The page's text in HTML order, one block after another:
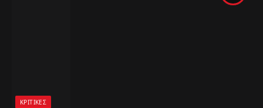
ΚΡΙΤΙΚΈΣ